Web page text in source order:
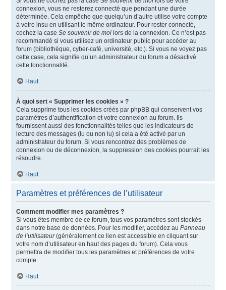
connexion, vous ne resterez connecté que pendant une durée
déterminée. Cela empêche que quelqu’un d’autre utilise votre compte
à votre insu en utilisant le même ordinateur. Pour rester connecté,
cochez la case Se souvenir de moilors de la connexion. Ce n’est pas
recommandé si vous utilisez un ordinateur public pour accéder au
forum (bibliothèque, cyber-café, université, etc.). Si vous ne voyez pas
cette case, cela signifie qu’un administrateur du forum a désactivé
cette fonctionnalité.
Haut
À quoi sert « Supprimer les cookies » ?
Cela supprime tous les cookies créés par phpBB qui conservent vos
paramètres d’authentification et votre connexion au forum. Ils
fournissent aussi des fonctionnalités telles que les indicateurs de
lecture des messages (lu ou non lu) si cela a été activé par un
administrateur du forum. Si vous rencontrez des problèmes de
connexion ou de déconnexion, la suppression des cookies pourrait les
résoudre.
Haut
Paramètres et préférences de l’utilisateur
Comment modifier mes paramètres ?
Si vous êtes membre de ce forum, tous vos paramètres sont stockés
dans notre base de données. Pour les modifier, accédez au Panneau
de l’utilisateur(généralement ce lien est accessible en cliquant sur
votre nom d’utilisateur en haut des pages du forum). Cela vous
permettra de modifier tous les paramètres et préférences de votre
compte.
Haut